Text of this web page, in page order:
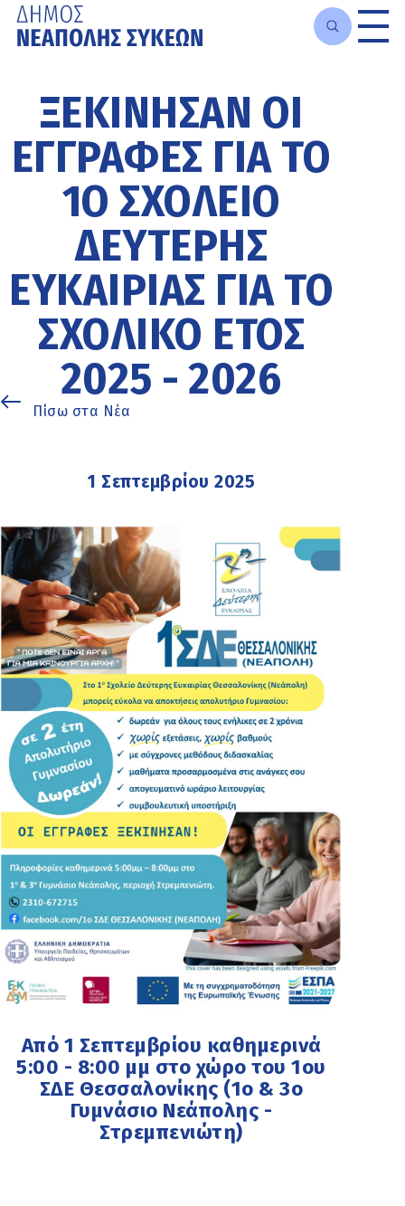
κυρίως
περιεχόμενο
ΞΕΚΊΝΗΣΑΝ ΟΙ
ΕΓΓΡΑΦΈΣ ΓΙΑ ΤΟ
1Ο ΣΧΟΛΕΊΟ
ΔΕΎΤΕΡΗΣ
ΕΥΚΑΙΡΊΑΣ ΓΙΑ ΤΟ
ΣΧΟΛΙΚΌ ΈΤΟΣ
2025 - 2026
Πίσω στα Νέα
1 Σεπτεμβρίου 2025
Από 1 Σεπτεμβρίου καθημερινά
5:00 - 8:00 μμ στο χώρο του 1ου
ΣΔΕ Θεσσαλονίκης (1ο & 3ο
Γυμνάσιο Νεάπολης -
Στρεμπενιώτη)